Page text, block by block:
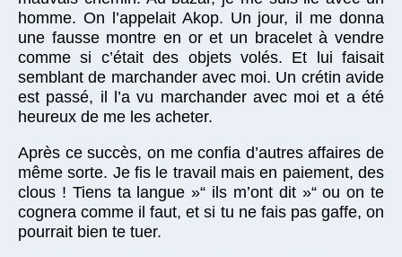
homme. On l’appelait Akop. Un jour, il me donna
une fausse montre en or et un bracelet à vendre
comme si c’était des objets volés. Et lui faisait
semblant de marchander avec moi. Un crétin avide
est passé, il l’a vu marchander avec moi et a été
heureux de me les acheter.
Après ce succès, on me confia d’autres affaires de
même sorte. Je fis le travail mais en paiement, des
clous ! Tiens ta langue »“ ils m’ont dit »“ ou on te
cognera comme il faut, et si tu ne fais pas gaffe, on
pourrait bien te tuer.